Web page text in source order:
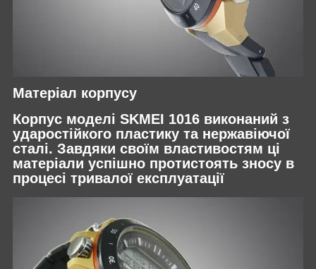
Матеріал корпусу
Корпус моделі SKMEI 1016 виконаний з
ударостійкого пластику та нержавіючої
сталі. Завдяки своїм властивостям ці
матеріали успішно протистоять зносу в
процесі тривалої експлуатації